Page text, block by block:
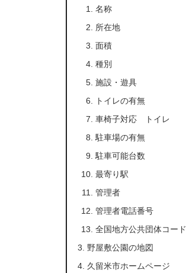
名称
所在地
面積
種別
施設・遊具
トイレの有無
車椅子対応 トイレ
駐車場の有無
駐車可能台数
最寄り駅
管理者
管理者電話番号
全国地方公共団体コード
野屋敷公園の地図
久留米市ホームページ